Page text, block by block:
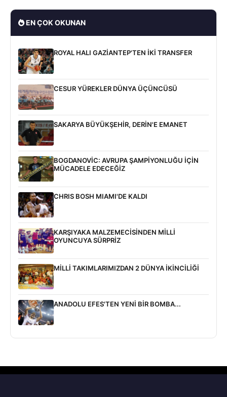
EN ÇOK OKUNAN
ROYAL HALI GAZİANTEP'TEN İKİ TRANSFER
CESUR YÜREKLER DÜNYA ÜÇÜNCÜSÜ
SAKARYA BÜYÜKŞEHİR, DERİN'E EMANET
BOGDANOVİC: AVRUPA ŞAMPİYONLUĞU İÇİN
MÜCADELE EDECEĞİZ
CHRIS BOSH MIAMI'DE KALDI
KARŞIYAKA MALZEMECİSİNDEN MİLLİ
OYUNCUYA SÜRPRİZ
MİLLİ TAKIMLARIMIZDAN 2 DÜNYA İKİNCİLİĞİ
ANADOLU EFES'TEN YENİ BİR BOMBA...